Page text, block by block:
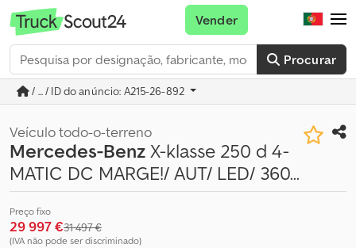
Procurar
Vender
/ ... / ID do anúncio: A215-26-892
Veículo todo-o-terreno
Mercedes-BenzX-klasse 250 d 4-
MATIC DC MARGE!/ AUT/ LED/ 360...
Preço fixo
29 997 €31 497 €
(IVA não pode ser discriminado)